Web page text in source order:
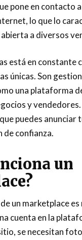
pone en contacto
lo que lo
a diversos
está en constante
únicas. Son
una plataforma
y vendedores.
puedes anunciar
de confianza.
un
un marketplace es
cuenta en la
se necesitan